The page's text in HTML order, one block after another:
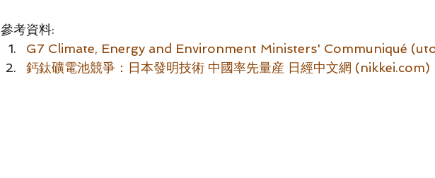
參考資料:
G7 Climate, Energy and Environment Ministers' Communiqué
鈣鈦礦電池競爭：日本發明技術 中國率先量産 日經中文網 (nikkei.com)